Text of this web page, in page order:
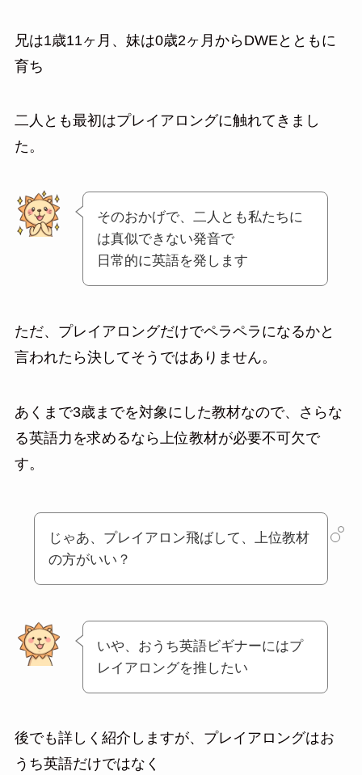
兄は1歳11ヶ月、妹は0歳2ヶ月からDWEとともに
育ち
二人とも最初はプレイアロングに触れてきまし
た。
そのおかげで、二人とも私たちに
は真似できない発音で
日常的に英語を発します
ただ、プレイアロングだけでペラペラになるかと
言われたら決してそうではありません。
あくまで3歳までを対象にした教材なので、さらな
る英語力を求めるなら上位教材が必要不可欠で
す。
じゃあ、プレイアロン飛ばして、上位教材
の方がいい？
いや、おうち英語ビギナーにはプ
レイアロングを推したい
後でも詳しく紹介しますが、プレイアロングはお
うち英語だけではなく